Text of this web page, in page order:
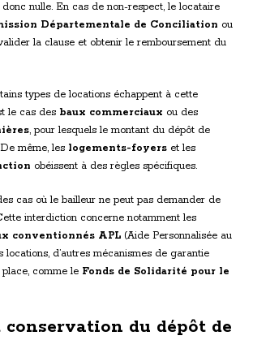
donc nulle. En cas de non-respect, le locataire
Départementale de Conciliation ou
la clause et obtenir le remboursement du
types de locations échappent à cette
le cas des baux commerciaux ou des
, pour lesquels le montant du dépôt de
même, les logements-foyers et les
obéissent à des règles spécifiques.
cas où le bailleur ne peut pas demander de
interdiction concerne notamment les
conventionnés APL (Aide Personnalisée au
locations, d’autres mécanismes de garantie
comme le Fonds de Solidarité pour le
conservation du dépôt de